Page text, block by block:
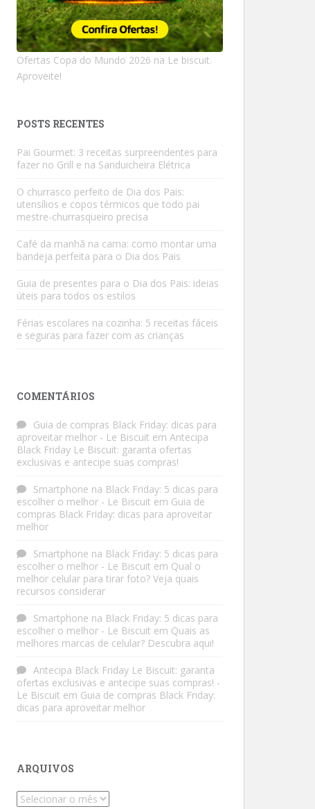
Ofertas Copa do Mundo 2026 na Le biscuit.
Aproveite!
POSTS RECENTES
Pai Gourmet: 3 receitas surpreendentes para
fazer no Grill e na Sanduicheira Elétrica
O churrasco perfeito de Dia dos Pais:
utensílios e copos térmicos que todo pai
mestre-churrasqueiro precisa
Café da manhã na cama: como montar uma
bandeja perfeita para o Dia dos Pais
Guia de presentes para o Dia dos Pais: ideias
úteis para todos os estilos
Férias escolares na cozinha: 5 receitas fáceis
e seguras para fazer com as crianças
COMENTÁRIOS
Guia de compras Black Friday: dicas para
aproveitar melhor - Le Biscuit em Antecipa
Black Friday Le Biscuit: garanta ofertas
exclusivas e antecipe suas compras!
Smartphone na Black Friday: 5 dicas para
escolher o melhor - Le Biscuit em Guia de
compras Black Friday: dicas para aproveitar
melhor
Smartphone na Black Friday: 5 dicas para
escolher o melhor - Le Biscuit em Qual o
melhor celular para tirar foto? Veja quais
recursos considerar
Smartphone na Black Friday: 5 dicas para
escolher o melhor - Le Biscuit em Quais as
melhores marcas de celular? Descubra aqui!
Antecipa Black Friday Le Biscuit: garanta
ofertas exclusivas e antecipe suas compras! -
Le Biscuit em Guia de compras Black Friday:
dicas para aproveitar melhor
ARQUIVOS
Arquivos